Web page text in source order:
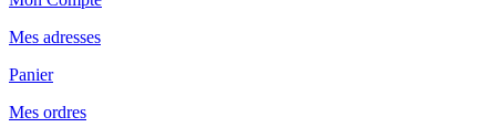
Mes adresses
Panier
Mes ordres